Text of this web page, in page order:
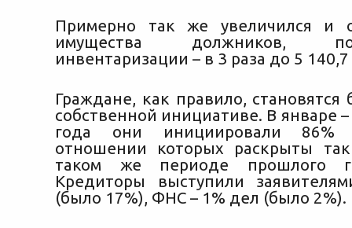
Примерно так же увеличился и
имущества должников,
инвентаризации – в 3 раза до 5
Граждане, как правило, становятся
собственной инициативе. В январе
года они инициировали 86%
отношении которых раскрыты
таком же периоде прошлого
Кредиторы выступили
(было 17%), ФНС – 1% дел (было 2%).